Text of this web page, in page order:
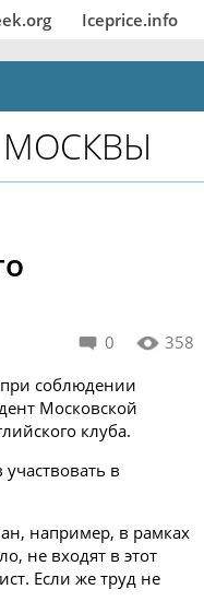
Iceprice.info
0 358
соблюдении
Московской
клуба.
в
например, в рамках
не входят в этот
Если же труд не